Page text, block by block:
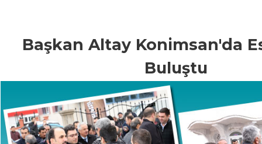
Başkan Altay Konimsan'da
Buluştu